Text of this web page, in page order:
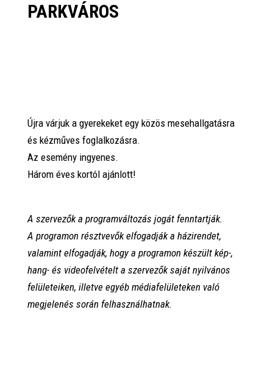
PARKVÁROS
Újra várjuk a gyerekeket egy közös mesehallgatásra
és kézműves foglalkozásra.
Az esemény ingyenes.
Három éves kortól ajánlott!
A szervezők a programváltozás jogát fenntartják.
A programon résztvevők elfogadják a házirendet,
valamint elfogadják, hogy a programon készült kép-,
hang- és videofelvételt a szervezők saját nyilvános
felületeiken, illetve egyéb médiafelületeken való
megjelenés során felhasználhatnak.